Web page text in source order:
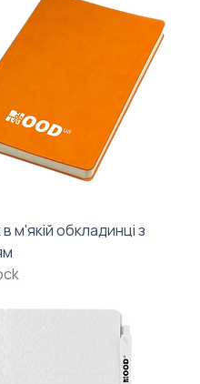
м'якій обкладинці з